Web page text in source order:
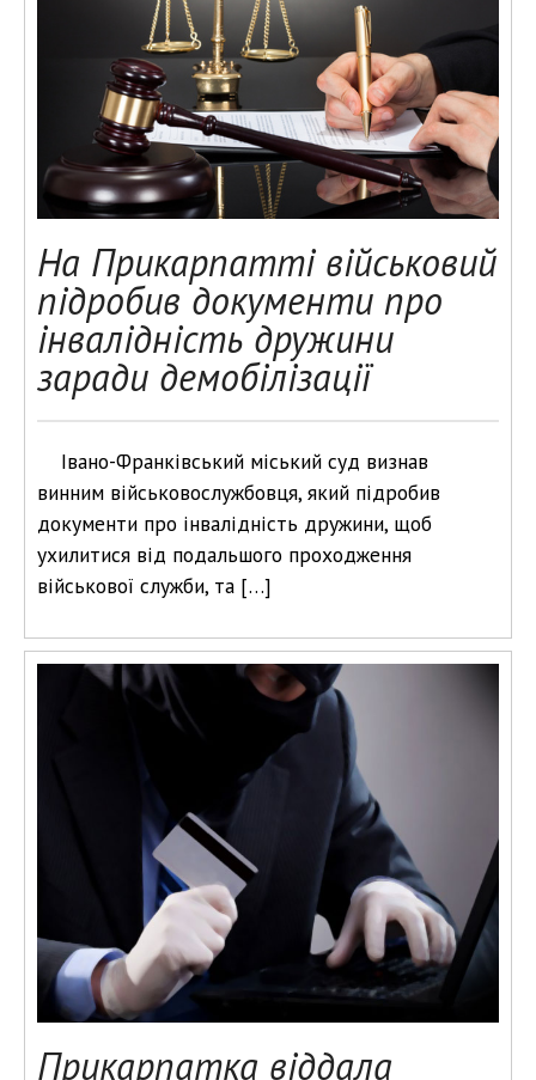
На Прикарпатті військовий
підробив документи про
інвалідність дружини
заради демобілізації
Івано-Франківський міський суд визнав
винним військовослужбовця, який підробив
документи про інвалідність дружини, щоб
ухилитися від подальшого проходження
військової служби, та […]
Прикарпатка віддала